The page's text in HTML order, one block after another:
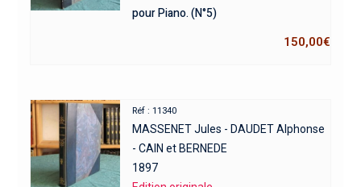
pour Piano. (N°5)
150,00€
Réf : 11340
MASSENET Jules - DAUDET Alphonse
- CAIN et BERNEDE
1897